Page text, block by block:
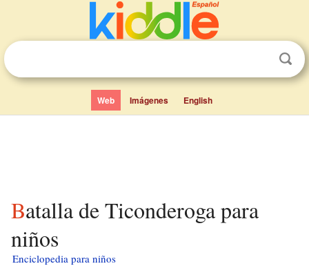
Web Imágenes English
Batalla de Ticonderoga para
niños
Enciclopedia para niños